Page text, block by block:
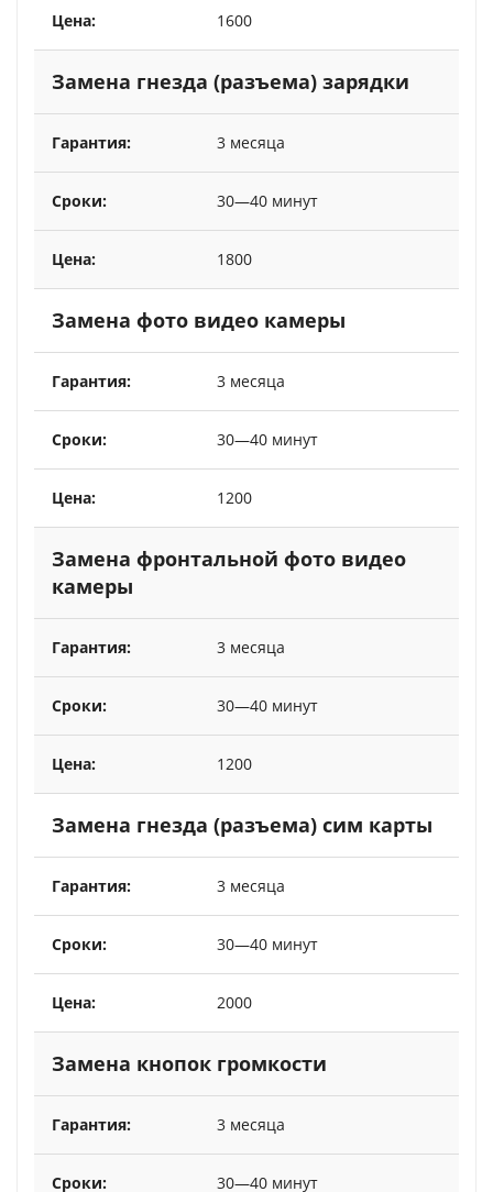
1600
Замена гнезда (разъема) зарядки
3 месяца
30—40 минут
1800
Замена фото видео камеры
3 месяца
30—40 минут
1200
Замена фронтальной фото видео
камеры
3 месяца
30—40 минут
1200
Замена гнезда (разъема) сим карты
3 месяца
30—40 минут
2000
Замена кнопок громкости
3 месяца
30—40 минут